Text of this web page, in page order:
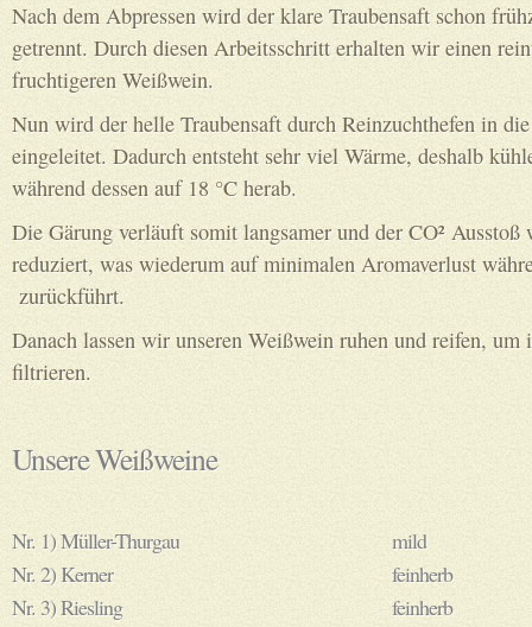
Nach dem Abpressen wird der klare Traubensaft schon
getrennt. Durch diesen Arbeitsschritt erhalten wir einen
fruchtigeren Weißwein.
Nun wird der helle Traubensaft durch Reinzuchthefen in
eingeleitet. Dadurch entsteht sehr viel Wärme, deshalb
während dessen auf 18 °C herab.
Die Gärung verläuft somit langsamer und der CO²
reduziert, was wiederum auf minimalen Aromaverlust
zurückführt.
Danach lassen wir unseren Weißwein ruhen und reifen, um
filtrieren.
Unsere Weißweine
Nr. 1) Müller-Thurgau
Nr. 2) Kerner
Nr. 3) Riesling
mild
feinherb
feinherb